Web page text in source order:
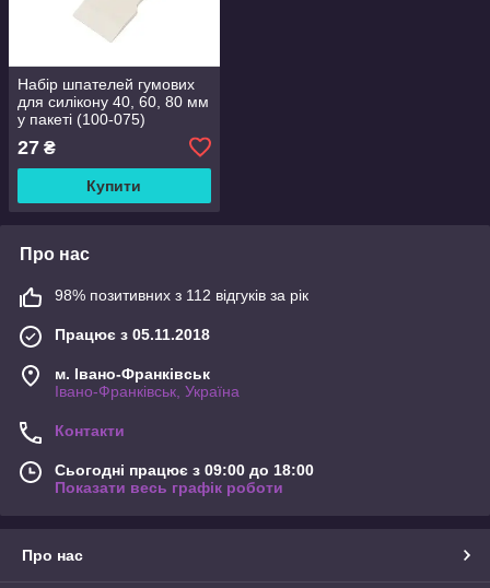
Набір шпателей гумових
для силікону 40, 60, 80 мм
у пакеті (100-075)
27 ₴
Купити
Про нас
98% позитивних з 112 відгуків за рік
Працює з 05.11.2018
м. Івано-Франківськ
Івано-Франківськ, Україна
Контакти
Сьогодні працює з 09:00 до 18:00
Показати весь графік роботи
Про нас